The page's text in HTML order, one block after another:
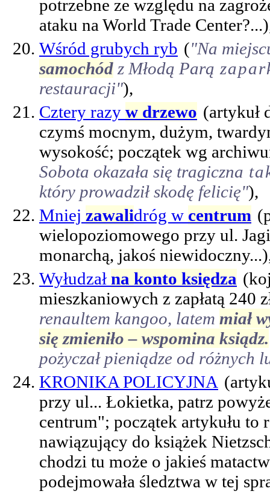
potrzebne ze względu na
ataku na World Trade
Wśród grubych ryb ("Na
samochód z Młodą Parą
restauracji"),
Cztery razy w drzewo (artykuł
czymś mocnym, dużym,
wysokość; początek wg
Sobota okazała się tragiczna
który prowadził skodę felicię"),
Mniej zawalidróg w centrum
wielopoziomowego przy ul.
monarchą, jakoś
Wyłudzał na konto księdza
mieszkaniowych z zapłatą 240
renaultem kangoo, latem miał
się zmieniło – wspomina ksiądz.
pożyczał pieniądze od różnych
KRONIKA POLICYJNA
przy ul... Łokietka, patrz
centrum"; początek artykułu
nawiązujący do książek
chodzi tu może o jakieś
podejmowała śledztwa w tej